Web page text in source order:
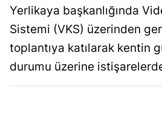
Yerlikaya başkanlığında
Sistemi (VKS) üzerinden
toplantıya katılarak kentin
durumu üzerine